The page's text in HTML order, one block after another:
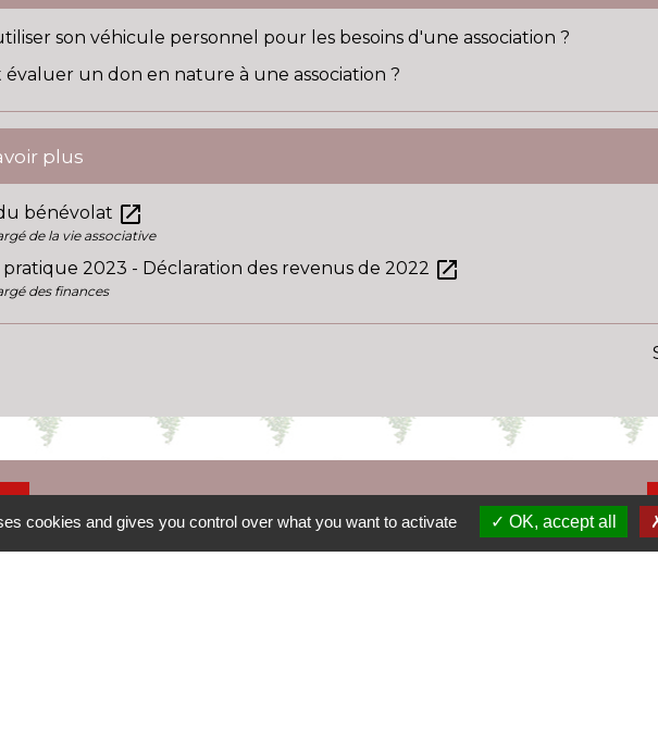
son véhicule personnel pour les besoins d'une association ?
un don en nature à une association ?
plus
bénévolat open_in_new
de la vie associative
2023 - Déclaration des revenus de 2022 open_in_new
des finances
cookies and gives you control over what you want to activate OK, accept all